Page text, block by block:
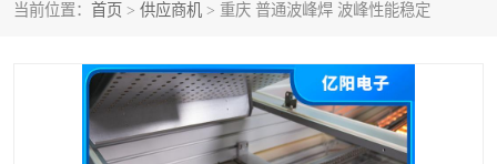
当前位置： 首页 > 供应商机 > 重庆 普通波峰焊 波峰性能稳定
BGA返修台HR600/2 自动光学检测TR7700QE
自动X射线检测机TR7600 组装电路板测试机
TR5001
自动光学检测TR7710 XS全自动高速贴片机